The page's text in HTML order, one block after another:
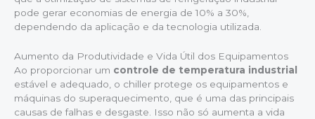
pode gerar economias de energia de 10% a 30%,
dependendo da aplicação e da tecnologia utilizada.
Aumento da Produtividade e Vida Útil dos Equipamentos
Ao proporcionar um controle de temperatura industrial
estável e adequado, o chiller protege os equipamentos e
máquinas do superaquecimento, que é uma das principais
causas de falhas e desgaste. Isso não só aumenta a vida